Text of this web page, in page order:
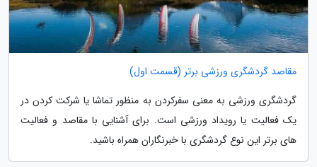
مقاصد گردشگری ورزشی برتر (قسمت اول)
گردشگری ورزشی به معنی سفرکردن به منظور تماشا یا شرکت کردن در
یک فعالیت یا رویداد ورزشی است. برای آشنایی با مقاصد و فعالیت
های برتر این نوع گردشگری با خبرنگاران همراه باشید.